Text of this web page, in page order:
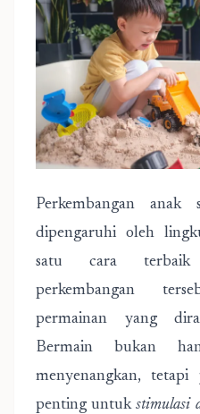
Perkembangan
dipengaruhi oleh
satu cara terbaik
perkembangan
permainan yang
Bermain bukan
menyenangkan, tetapi
penting untukstimulasi